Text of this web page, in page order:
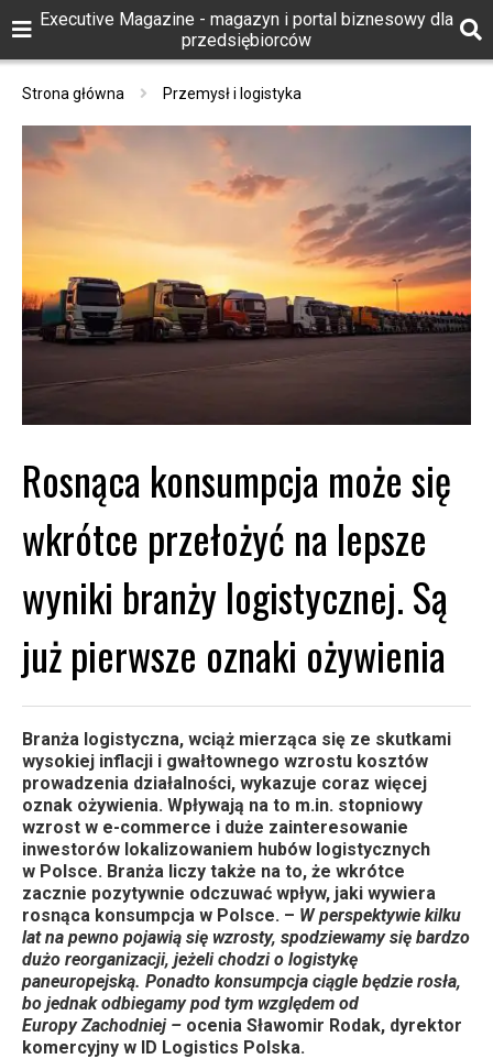
Executive Magazine - magazyn i portal biznesowy dla
przedsiębiorców
Strona główna Przemysł i logistyka
Rosnąca konsumpcja może się
wkrótce przełożyć na lepsze
wyniki branży logistycznej. Są
już pierwsze oznaki ożywienia
Branża logistyczna, wciąż mierząca się ze skutkami
wysokiej inflacji i gwałtownego wzrostu kosztów
prowadzenia działalności, wykazuje coraz więcej
oznak ożywienia. Wpływają na to m.in. stopniowy
wzrost w e-commerce i duże zainteresowanie
inwestorów lokalizowaniem hubów logistycznych
w Polsce. Branża liczy także na to, że wkrótce
zacznie pozytywnie odczuwać wpływ, jaki wywiera
rosnąca konsumpcja w Polsce. – W perspektywie kilku
lat na pewno pojawią się wzrosty, spodziewamy się bardzo
dużo reorganizacji, jeżeli chodzi o logistykę
paneuropejską. Ponadto konsumpcja ciągle będzie rosła,
bo jednak odbiegamy pod tym względem od
Europy Zachodniej – ocenia Sławomir Rodak, dyrektor
komercyjny w ID Logistics Polska.